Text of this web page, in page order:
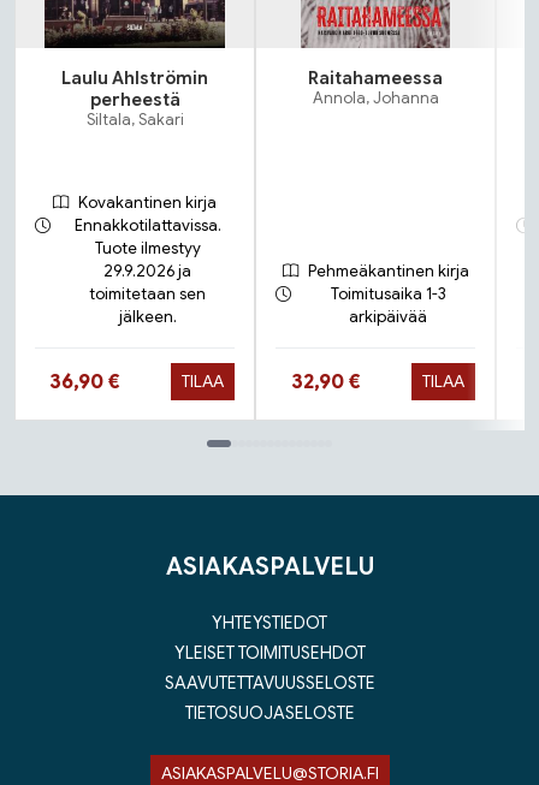
Laulu Ahlströmin
perheestä
Siltala, Sakari
Kovakantinen kirja
Ennakkotilattavissa.
Tuote ilmestyy
29.9.2026 ja
toimitetaan sen
jälkeen.
Hinta nyt
36,90 € TILAA
Raitahameessa
Annola, Johanna
Pehmeäkantinen kirja
Toimitusaika 1-3
arkipäivää
Hinta nyt
32,90 € TILAA
ASIAKASPALVELU
YHTEYSTIEDOT
YLEISET TOIMITUSEHDOT
SAAVUTETTAVUUSSELOSTE
TIETOSUOJASELOSTE
ASIAKASPALVELU@STORIA.FI